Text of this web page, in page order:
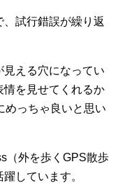
試行錯誤が繰り返
見える穴になってい
情を見せてくれるか
めっちゃ良いと思い
（外を歩くGPS散歩
しています。